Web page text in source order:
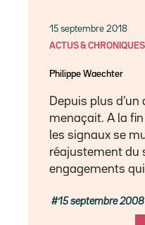
15 septembre 2018
ACTUS & CHRONIQUES
Philippe Waechter
Depuis plus
menaçait. A la
les signaux se
réajustement du
engagements
15 septembre 2008